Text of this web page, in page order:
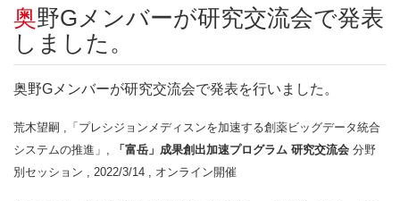
奥野Gメンバーが研究交流会で発表
しました。
奥野Gメンバーが研究交流会で発表を行いました。
荒木望嗣 ,「プレシジョンメディスンを加速する創薬ビッグデータ統合
システムの推進」,
「富岳」成果創出加速プログラム 研究交流会 分野
別セッション , 2022/3/14 , オンライン開催